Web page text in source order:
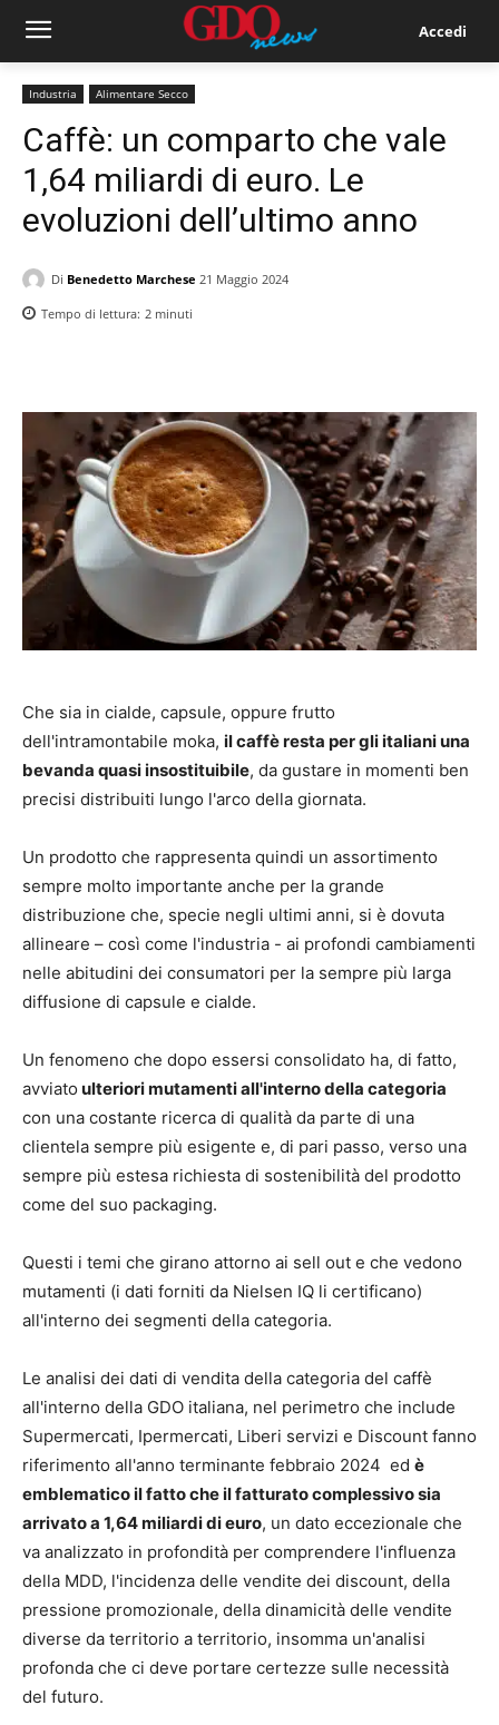
Accedi
Industria Alimentare Secco
Caffè: un comparto che vale
1,64 miliardi di euro. Le
evoluzioni dell’ultimo anno
Di Benedetto Marchese 21 Maggio 2024
Tempo di lettura: 2 minuti
Che sia in cialde, capsule, oppure frutto
dell'intramontabile moka, il caffè resta per gli italiani una
bevanda quasi insostituibile, da gustare in momenti ben
precisi distribuiti lungo l'arco della giornata.
Un prodotto che rappresenta quindi un assortimento
sempre molto importante anche per la grande
distribuzione che, specie negli ultimi anni, si è dovuta
allineare – così come l'industria - ai profondi cambiamenti
nelle abitudini dei consumatori per la sempre più larga
diffusione di capsule e cialde.
Un fenomeno che dopo essersi consolidato ha, di fatto,
avviato ulteriori mutamenti all'interno della categoria
con una costante ricerca di qualità da parte di una
clientela sempre più esigente e, di pari passo, verso una
sempre più estesa richiesta di sostenibilità del prodotto
come del suo packaging.
Questi i temi che girano attorno ai sell out e che vedono
mutamenti (i dati forniti da Nielsen IQ li certificano)
all'interno dei segmenti della categoria.
Le analisi dei dati di vendita della categoria del caffè
all'interno della GDO italiana, nel perimetro che include
Supermercati, Ipermercati, Liberi servizi e Discount fanno
riferimento all'anno terminante febbraio 2024 ed è
emblematico il fatto che il fatturato complessivo sia
arrivato a 1,64 miliardi di euro, un dato eccezionale che
va analizzato in profondità per comprendere l'influenza
della MDD, l'incidenza delle vendite dei discount, della
pressione promozionale, della dinamicità delle vendite
diverse da territorio a territorio, insomma un'analisi
profonda che ci deve portare certezze sulle necessità
del futuro.